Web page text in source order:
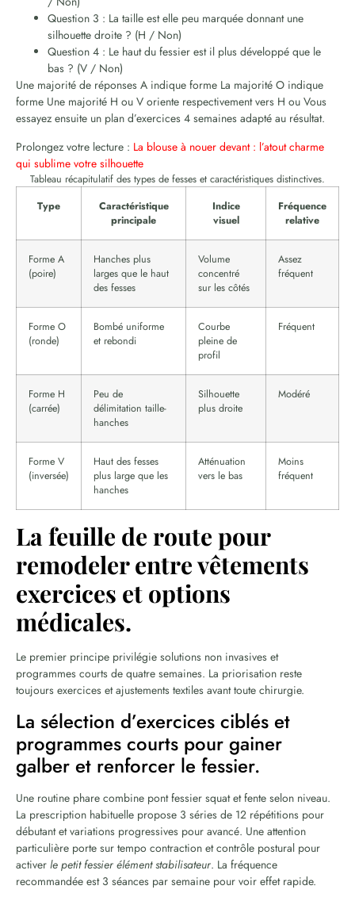
Question 3 : La taille est elle peu marquée donnant une
silhouette droite ? (H / Non)
Question 4 : Le haut du fessier est il plus développé que le
bas ? (V / Non)
Une majorité de réponses A indique forme La majorité O indique
forme Une majorité H ou V oriente respectivement vers H ou Vous
essayez ensuite un plan d’exercices 4 semaines adapté au résultat.
Prolongez votre lecture : La blouse à nouer devant : l’atout charme
qui sublime votre silhouette
Tableau récapitulatif des types de fesses et caractéristiques distinctives.
Type
Caractéristique
principale
Indice
visuel
Fréquence
relative
Forme A
(poire)
Hanches plus
larges que le haut
des fesses
Volume
concentré
sur les côtés
Assez
fréquent
Forme O
(ronde)
Bombé uniforme
et rebondi
Courbe
pleine de
profil
Fréquent
Forme H
(carrée)
Peu de
délimitation taille-
hanches
Silhouette
plus droite
Modéré
Forme V
(inversée)
Haut des fesses
plus large que les
hanches
Atténuation
vers le bas
Moins
fréquent
La feuille de route pour
remodeler entre vêtements
exercices et options
médicales.
Le premier principe privilégie solutions non invasives et
programmes courts de quatre semaines. La priorisation reste
toujours exercices et ajustements textiles avant toute chirurgie.
La sélection d’exercices ciblés et
programmes courts pour gainer
galber et renforcer le fessier.
Une routine phare combine pont fessier squat et fente selon niveau.
La prescription habituelle propose 3 séries de 12 répétitions pour
débutant et variations progressives pour avancé. Une attention
particulière porte sur tempo contraction et contrôle postural pour
activer le petit fessier élément stabilisateur. La fréquence
recommandée est 3 séances par semaine pour voir effet rapide.